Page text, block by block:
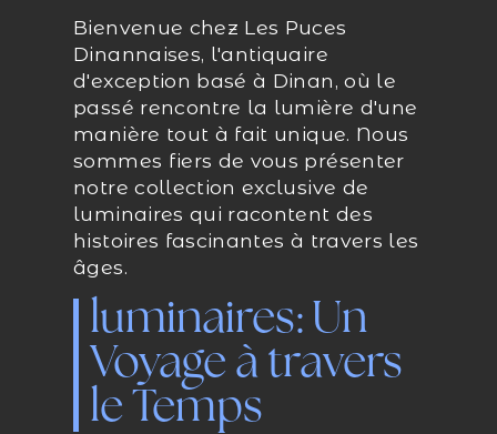
Bienvenue chez Les Puces
Dinannaises, l'antiquaire
d'exception basé à Dinan, où le
passé rencontre la lumière d'une
manière tout à fait unique. Nous
sommes fiers de vous présenter
notre collection exclusive de
luminaires qui racontent des
histoires fascinantes à travers les
âges.
luminaires: Un
Voyage à travers
le Temps